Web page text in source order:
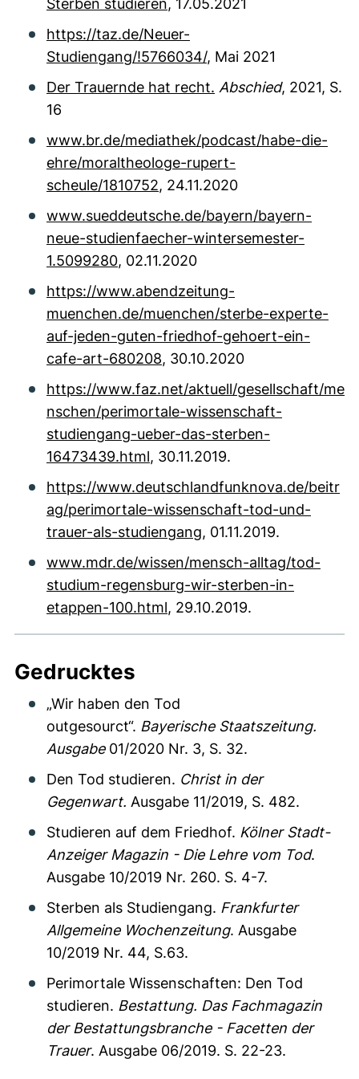
Sterben studieren, 17.05.2021
https://taz.de/Neuer-
Studiengang/!5766034/, Mai 2021
Der Trauernde hat recht. Abschied, 2021, S.
16
www.br.de/mediathek/podcast/habe-die-
ehre/moraltheologe-rupert-
scheule/1810752, 24.11.2020
www.sueddeutsche.de/bayern/bayern-
neue-studienfaecher-wintersemester-
1.5099280, 02.11.2020
https://www.abendzeitung-
muenchen.de/muenchen/sterbe-experte-
auf-jeden-guten-friedhof-gehoert-ein-
cafe-art-680208, 30.10.2020
https://www.faz.net/aktuell/gesellschaft/me
nschen/perimortale-wissenschaft-
studiengang-ueber-das-sterben-
16473439.html, 30.11.2019.
https://www.deutschlandfunknova.de/beitr
ag/perimortale-wissenschaft-tod-und-
trauer-als-studiengang, 01.11.2019.
www.mdr.de/wissen/mensch-alltag/tod-
studium-regensburg-wir-sterben-in-
etappen-100.html, 29.10.2019.
Gedrucktes
„Wir haben den Tod
outgesourct“. Bayerische Staatszeitung.
Ausgabe 01/2020 Nr. 3, S. 32.
Den Tod studieren. Christ in der
Gegenwart. Ausgabe 11/2019, S. 482.
Studieren auf dem Friedhof. Kölner Stadt-
Anzeiger Magazin - Die Lehre vom Tod.
Ausgabe 10/2019 Nr. 260. S. 4-7.
Sterben als Studiengang. Frankfurter
Allgemeine Wochenzeitung. Ausgabe
10/2019 Nr. 44, S.63.
Perimortale Wissenschaften: Den Tod
studieren. Bestattung. Das Fachmagazin
der Bestattungsbranche - Facetten der
Trauer. Ausgabe 06/2019. S. 22-23.